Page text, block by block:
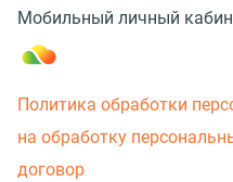
Мобильный личный
Политика обработки
на обработку
договор